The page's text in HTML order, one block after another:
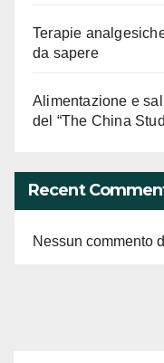
Terapie
da sapere
Alimentazione e
del “The China
Recent
Nessun commento